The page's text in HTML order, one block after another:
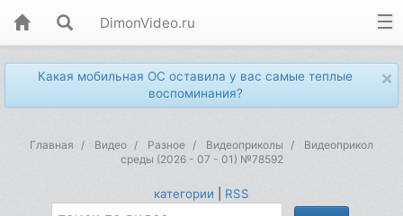
DimonVideo.ru
×
Какая мобильная ОС оставила у вас самые теплые
воспоминания?
Главная Видео Разное Видеоприколы
Видеоприкол
среды (2026 - 07 - 01) №78592
категории RSS